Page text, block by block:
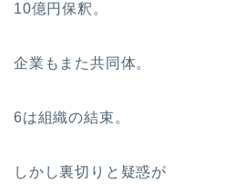
10億円保釈。
企業もまた共同体。
6は組織の結束。
しかし裏切りと疑惑が